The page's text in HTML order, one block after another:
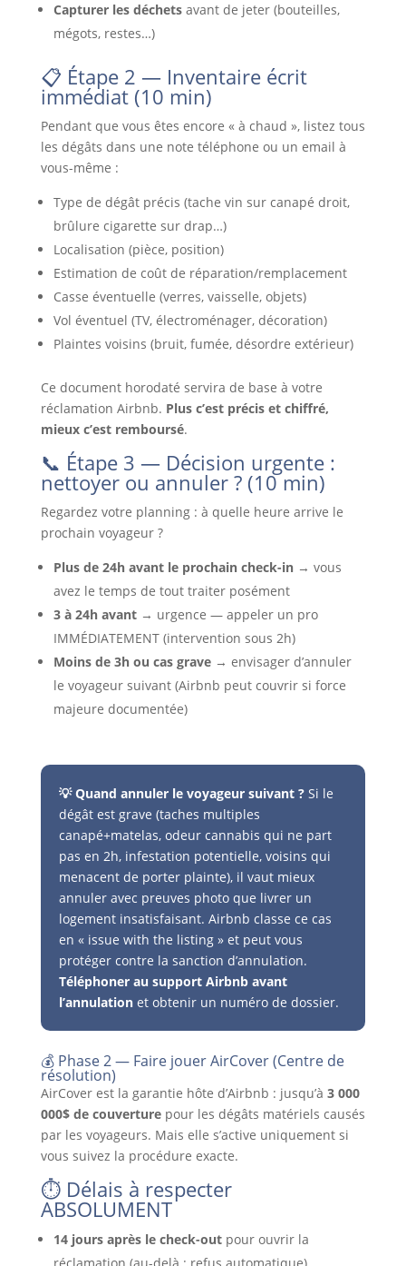
Capturer les déchetsavant de jeter (bouteilles,
mégots, restes…)
📋 Étape 2 — Inventaire écrit
immédiat (10 min)
Pendant que vous êtes encore « à chaud », listez tous
les dégâts dans une note téléphone ou un email à
vous-même :
Type de dégât précis (tache vin sur canapé droit,
brûlure cigarette sur drap…)
Localisation (pièce, position)
Estimation de coût de réparation/remplacement
Casse éventuelle (verres, vaisselle, objets)
Vol éventuel (TV, électroménager, décoration)
Plaintes voisins (bruit, fumée, désordre extérieur)
Ce document horodaté servira de base à votre
réclamation Airbnb. Plus c’est précis et chiffré,
mieux c’est remboursé.
📞 Étape 3 — Décision urgente :
nettoyer ou annuler ? (10 min)
Regardez votre planning : à quelle heure arrive le
prochain voyageur ?
Plus de 24h avant le prochain check-in→ vous
avez le temps de tout traiter posément
3 à 24h avant→ urgence — appeler un pro
IMMÉDIATEMENT (intervention sous 2h)
Moins de 3h ou cas grave→ envisager d’annuler
le voyageur suivant (Airbnb peut couvrir si force
majeure documentée)
💡 Quand annuler le voyageur suivant ?Si le
dégât est grave (taches multiples
canapé+matelas, odeur cannabis qui ne part
pas en 2h, infestation potentielle, voisins qui
menacent de porter plainte), il vaut mieux
annuler avec preuves photo que livrer un
logement insatisfaisant. Airbnb classe ce cas
en « issue with the listing » et peut vous
protéger contre la sanction d’annulation.
Téléphoner au support Airbnb avant
l’annulationet obtenir un numéro de dossier.
💰 Phase 2 — Faire jouer AirCover (Centre de
résolution)
AirCover est la garantie hôte d’Airbnb : jusqu’à 3 000
000$ de couverturepour les dégâts matériels causés
par les voyageurs. Mais elle s’active uniquement si
vous suivez la procédure exacte.
⏱️ Délais à respecter
ABSOLUMENT
14 jours après le check-outpour ouvrir la